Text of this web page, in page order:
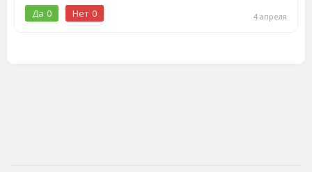
4 апреля
Да 0 Нет 0